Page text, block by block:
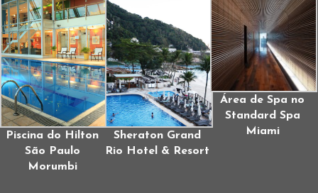
Piscina do Hilton
São Paulo
Morumbi
Sheraton Grand
Rio Hotel & Resort
Área de Spa no
Standard Spa
Miami